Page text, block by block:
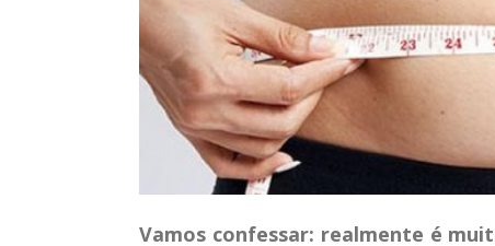
Vamos confessar: realmente é